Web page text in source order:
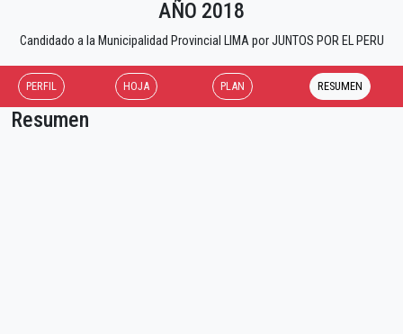
AÑO 2018
Candidado a la Municipalidad Provincial LIMA por JUNTOS POR EL PERU
PERFIL HOJA PLAN RESUMEN
Resumen